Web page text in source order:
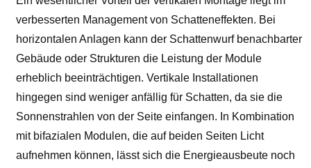
verbesserten Management von Schatteneffekten. Bei
horizontalen Anlagen kann der Schattenwurf benachbarter
Gebäude oder Strukturen die Leistung der Module
erheblich beeinträchtigen. Vertikale Installationen
hingegen sind weniger anfällig für Schatten, da sie die
Sonnenstrahlen von der Seite einfangen. In Kombination
mit bifazialen Modulen, die auf beiden Seiten Licht
aufnehmen können, lässt sich die Energieausbeute noch